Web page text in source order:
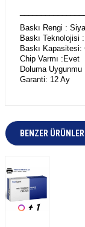
Baskı Rengi :
Baskı Teknolojisi
Baskı
Chip Varmı :Evet
Doluma
Garanti: 12 Ay
BENZER ÜRÜNLER
+ 1